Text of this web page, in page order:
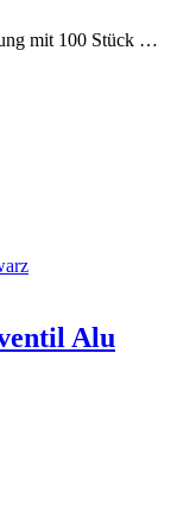
mit 100 Stück …
Alu